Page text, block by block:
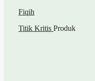
Fiqih
Titik Kritis Produk